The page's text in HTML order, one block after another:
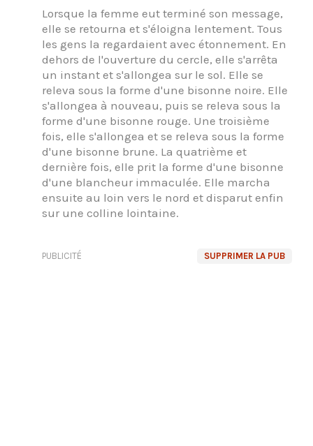
Lorsque la femme eut terminé son message,
elle se retourna et s'éloigna lentement. Tous
les gens la regardaient avec étonnement. En
dehors de l'ouverture du cercle, elle s'arrêta
un instant et s'allongea sur le sol. Elle se
releva sous la forme d'une bisonne noire. Elle
s'allongea à nouveau, puis se releva sous la
forme d'une bisonne rouge. Une troisième
fois, elle s'allongea et se releva sous la forme
d'une bisonne brune. La quatrième et
dernière fois, elle prit la forme d'une bisonne
d'une blancheur immaculée. Elle marcha
ensuite au loin vers le nord et disparut enfin
sur une colline lointaine.
SUPPRIMER LA PUB
PUBLICITÉ